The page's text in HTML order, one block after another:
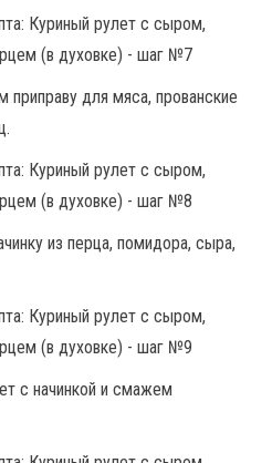
для мяса, прованские
из перца, помидора, сыра,
с начинкой и смажем